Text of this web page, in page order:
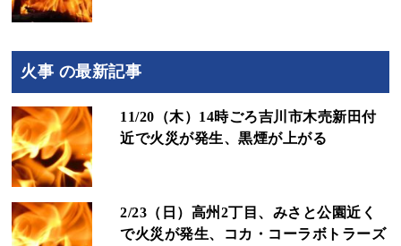
火事 の最新記事
11/20（木）14時ごろ吉川市木売新田付
近で火災が発生、黒煙が上がる
2/23（日）高州2丁目、みさと公園近く
で火災が発生、コカ・コーラボトラーズ